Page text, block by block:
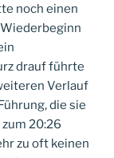
noch einen
drauf führte
Verlauf
die sie
20:26
zu oft keinen